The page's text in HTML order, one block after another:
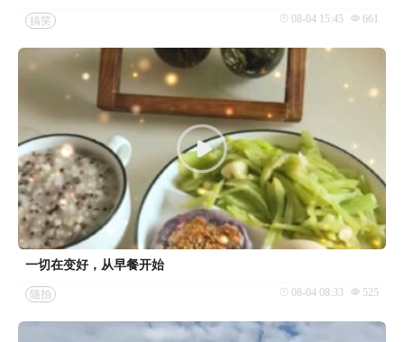
搞笑 08-04 15:45 661
一切在变好，从早餐开始
随拍 08-04 08:33 525